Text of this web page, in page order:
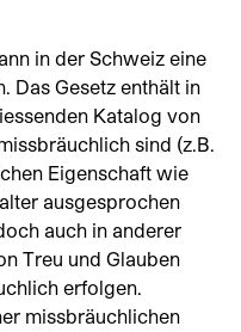
in der Schweiz eine
Das Gesetz enthält in
Katalog von
sind (z.B.
Eigenschaft wie
ausgesprochen
auch in anderer
Treu und Glauben
erfolgen.
missbräuchlichen